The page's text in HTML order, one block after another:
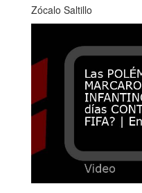
Zócalo Saltillo